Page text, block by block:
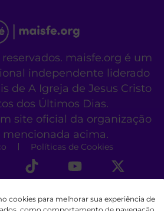
cookies para melhorar sua experiência de
maisfe.org é um
independente liderado
de A Igreja de Jesus Cristo
dos Últimos Dias.
site oficial da organização
mencionada acima.
Políticas de Cookies